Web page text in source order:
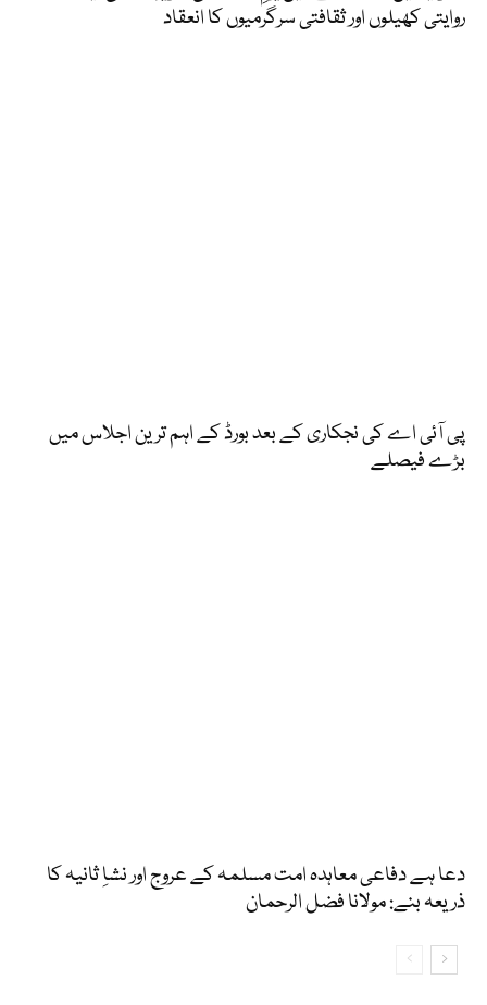
روایتی کھیلوں اور ثقافتی سرگرمیوں کا انعقاد
پی آئی اے کی نجکاری کے بعد بورڈ کے اہم ترین اجلاس میں
بڑے فیصلے
دعا ہے دفاعی معاہدہ امت مسلمہ کے عروج اور نشاِ ثانیہ کا
ذریعہ بنے: مولانا فضل الرحمان